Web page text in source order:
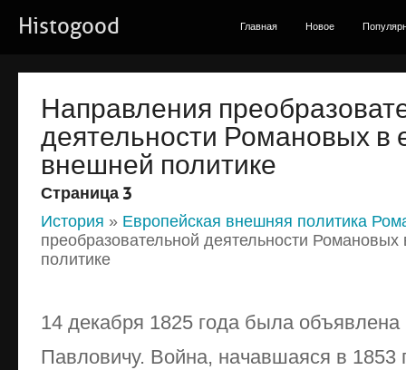
Histogood Главная Новое
Направления
деятельности Романовых в
внешней политике
Страница 3
История » Европейская внешняя политика
преобразовательной деятельности
политике
14 декабря 1825 года была
Павловичу. Война, начавшаяся в 1853